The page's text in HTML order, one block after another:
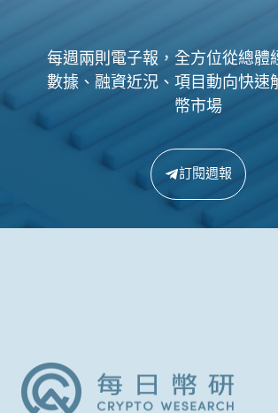
每週兩則電子報，全方位從總體
數據、融資近況、項目動向快速
幣市場
訂閱週報